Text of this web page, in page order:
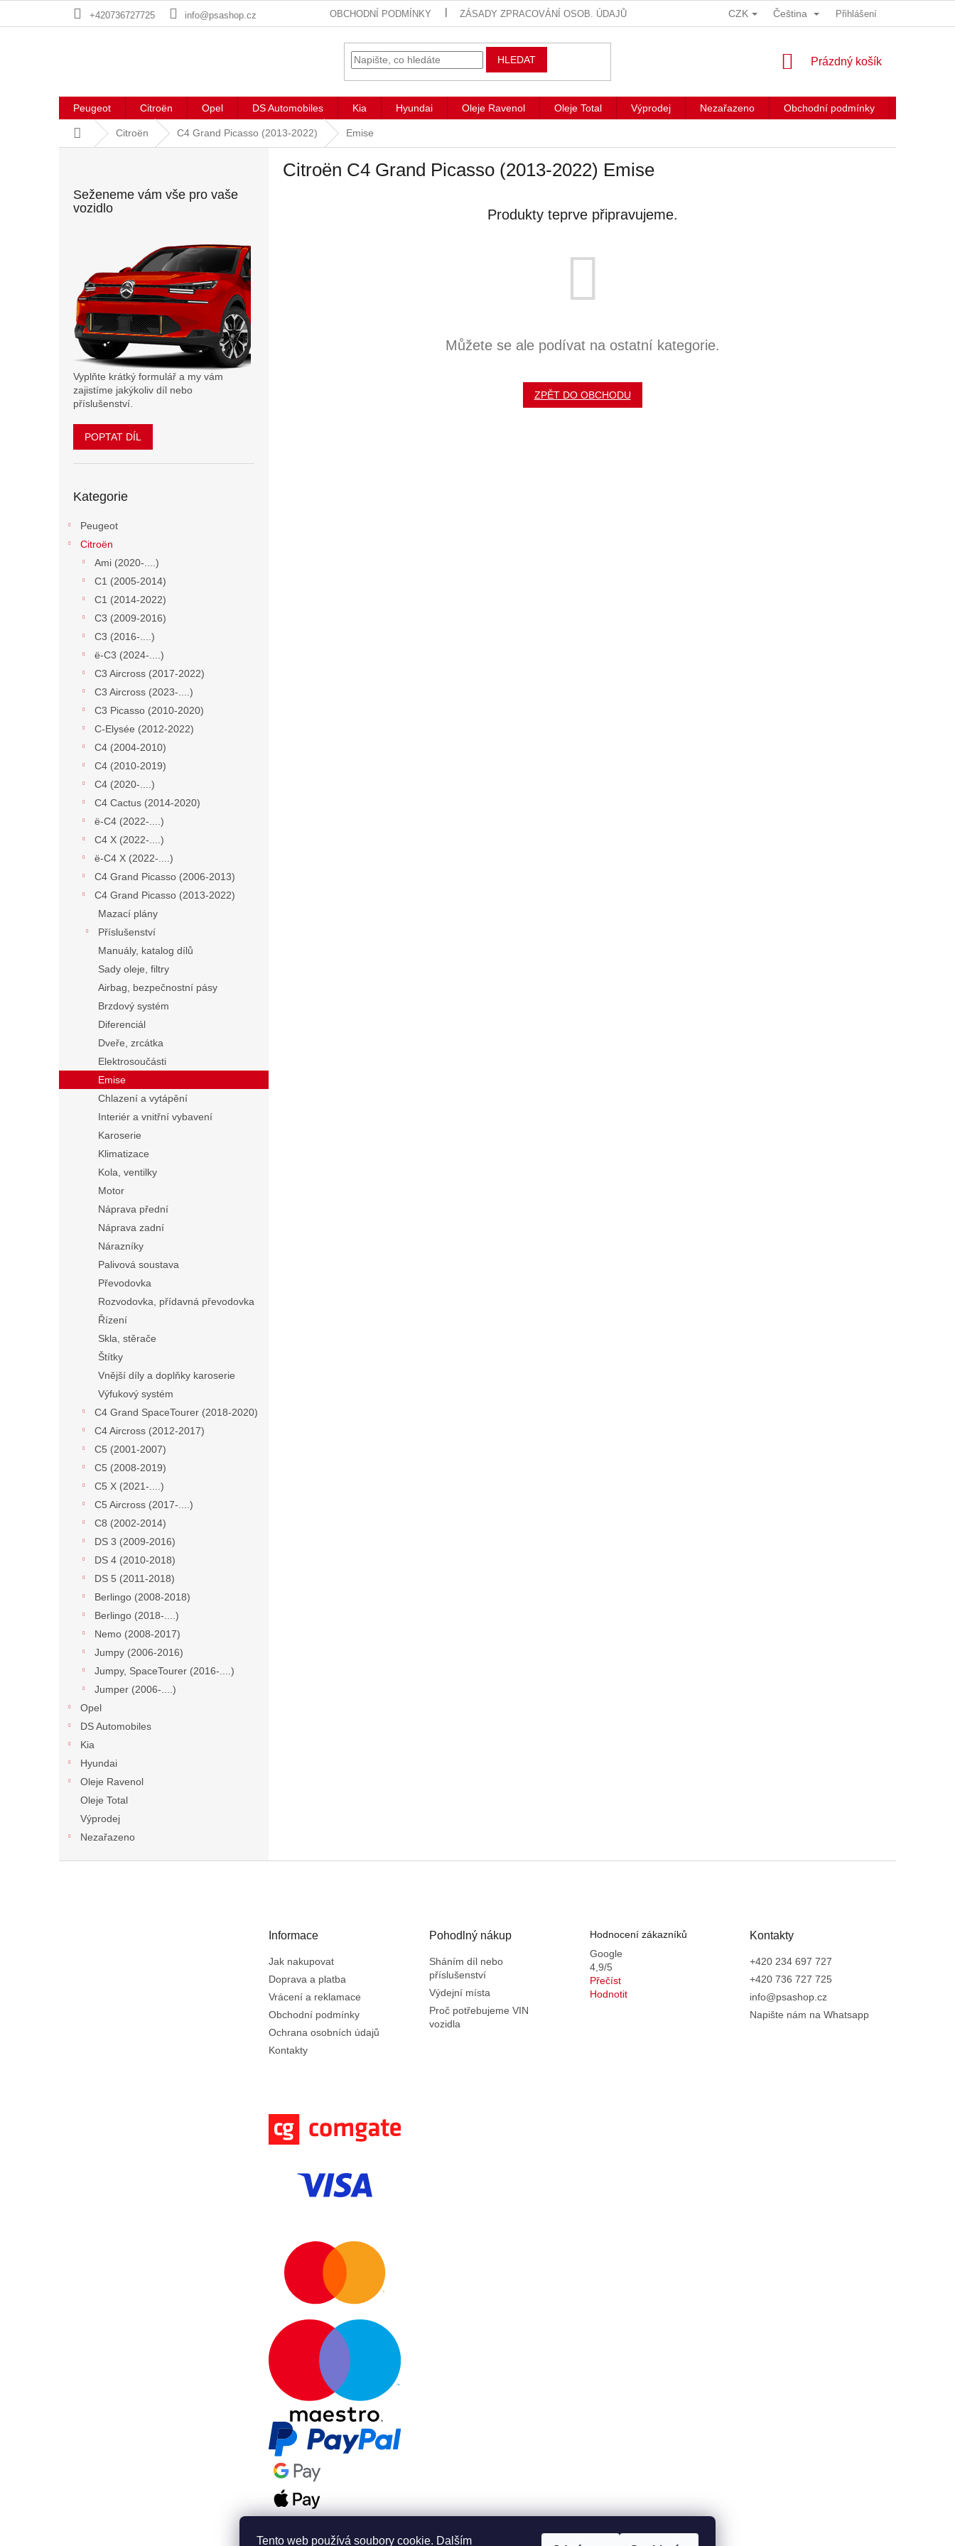
Tento web používá soubory cookie. Dalším
+420736727725 info@psashop.cz OBCHODNÍ PODMÍNKY ZÁSADY ZPRACOVÁNÍ OSOB. ÚDAJŮ CZK Čeština Přihlášení
HLEDAT
NÁKUPNÍ
Prázdný košík
Peugeot Citroën Opel DS Automobiles Kia Hyundai Oleje Ravenol Oleje Total Výprodej Nezařazeno Obchodní podmínky
Domů Citroën C4 Grand Picasso (2013-2022) Emise
Seženeme vám vše pro vaše
vozidlo
Vyplňte krátký formulář a my vám
zajistíme jakýkoliv díl nebo
příslušenství.
POPTAT DÍL
kategorie
Kategorie
Peugeot
Citroën
Ami (2020-....)
C1 (2005-2014)
C1 (2014-2022)
C3 (2009-2016)
C3 (2016-....)
ë-C3 (2024-....)
C3 Aircross (2017-2022)
C3 Aircross (2023-....)
C3 Picasso (2010-2020)
C-Elysée (2012-2022)
C4 (2004-2010)
C4 (2010-2019)
C4 (2020-....)
C4 Cactus (2014-2020)
ë-C4 (2022-....)
C4 X (2022-....)
ë-C4 X (2022-....)
C4 Grand Picasso (2006-2013)
C4 Grand Picasso (2013-2022)
Mazací plány
Příslušenství
Manuály, katalog dílů
Sady oleje, filtry
Airbag, bezpečnostní pásy
Brzdový systém
Diferenciál
Dveře, zrcátka
Elektrosoučásti
Emise
Chlazení a vytápění
Interiér a vnitřní vybavení
Karoserie
Klimatizace
Kola, ventilky
Motor
Náprava přední
Náprava zadní
Nárazníky
Palivová soustava
Převodovka
Rozvodovka, přídavná převodovka
Řízení
Skla, stěrače
Štítky
Vnější díly a doplňky karoserie
Výfukový systém
C4 Grand SpaceTourer (2018-2020)
C4 Aircross (2012-2017)
C5 (2001-2007)
C5 (2008-2019)
C5 X (2021-....)
C5 Aircross (2017-....)
C8 (2002-2014)
DS 3 (2009-2016)
DS 4 (2010-2018)
DS 5 (2011-2018)
Berlingo (2008-2018)
Berlingo (2018-....)
Nemo (2008-2017)
Jumpy (2006-2016)
Jumpy, SpaceTourer (2016-....)
Jumper (2006-....)
Opel
DS Automobiles
Kia
Hyundai
Oleje Ravenol
Oleje Total
Výprodej
Nezařazeno
Citroën C4 Grand Picasso (2013-2022) Emise
Produkty teprve připravujeme.
Můžete se ale podívat na ostatní kategorie.
ZPĚT DO OBCHODU
Informace
Jak nakupovat
Doprava a platba
Vrácení a reklamace
Obchodní podmínky
Ochrana osobních údajů
Kontakty
Pohodlný nákup
Sháním díl nebo
příslušenství
Výdejní místa
Proč potřebujeme VIN
vozidla
Hodnocení zákazníků
Google
4,9/5
Přečíst
Hodnotit
Kontakty
+420 234 697 727
+420 736 727 725
info@psashop.cz
Napište nám na Whatsapp